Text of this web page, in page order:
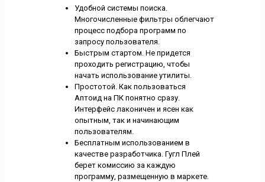
Удобной системы поиска.
Многочисленные фильтры облегчают
процесс подбора программ по
запросу пользователя.
Быстрым стартом. Не придется
проходить регистрацию, чтобы
начать использование утилиты.
Простотой. Как пользоваться
Аптоид на ПК понятно сразу.
Интерфейс лаконичен и ясен как
опытным, так и начинающим
пользователям.
Бесплатным использованием в
качестве разработчика. Гугл Плей
берет комиссию за каждую
программу, размещенную в маркете.